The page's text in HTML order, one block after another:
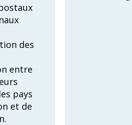
des
entre
pays
et de